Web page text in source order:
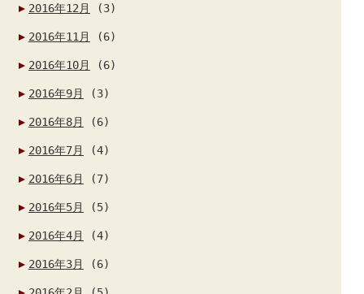
2016年12月 (3)
2016年11月 (6)
2016年10月 (6)
2016年9月 (3)
2016年8月 (6)
2016年7月 (4)
2016年6月 (7)
2016年5月 (5)
2016年4月 (4)
2016年3月 (6)